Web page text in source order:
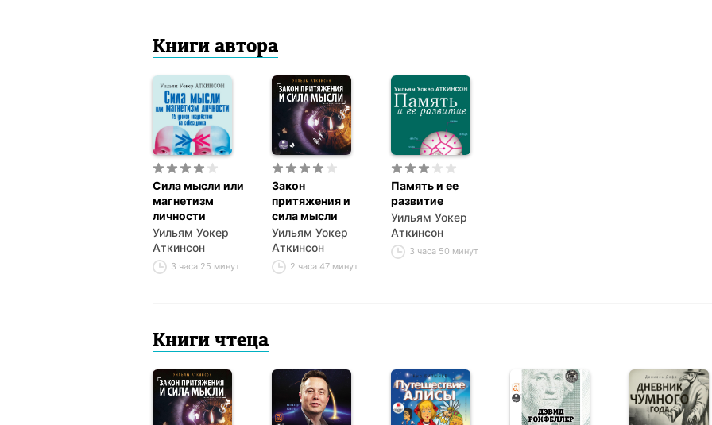
Книги автора
Сила мысли или
магнетизм
личности
Уильям Уокер
Аткинсон
3 часа 25 минут
Закон
притяжения и
сила мысли
Уильям Уокер
Аткинсон
2 часа 47 минут
Память и ее
развитие
Уильям Уокер
Аткинсон
3 часа 50 минут
Книги чтеца